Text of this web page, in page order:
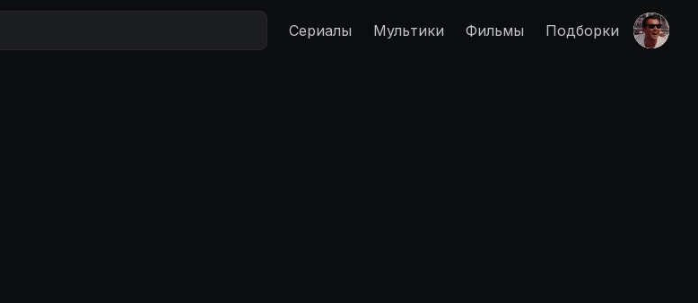
Сериалы Мультики Фильмы Подборки